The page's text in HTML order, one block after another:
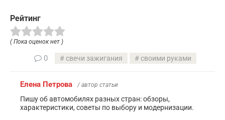
Рейтинг
( Пока оценок нет )
0 свечи зажигания своими руками
Елена Петрова / автор статьи
Пишу об автомобилях разных стран: обзоры,
характеристики, советы по выбору и модернизации.